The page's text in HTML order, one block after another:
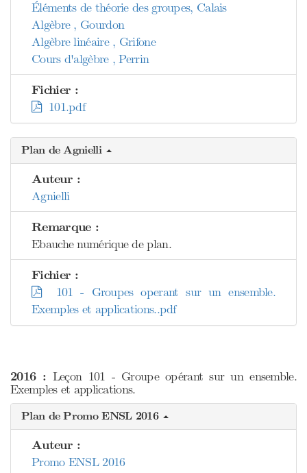
Éléments de théorie des groupes, Calais
Algèbre , Gourdon
Algèbre linéaire , Grifone
Cours d'algèbre , Perrin
Fichier :
101.pdf
Plan de Agnielli
Auteur :
Agnielli
Remarque :
Ebauche numérique de plan.
Fichier :
101 - Groupes operant sur un ensemble.
Exemples et applications..pdf
2016 : Leçon 101 - Groupe opérant sur un ensemble.
Exemples et applications.
Plan de Promo ENSL 2016
Auteur :
Promo ENSL 2016